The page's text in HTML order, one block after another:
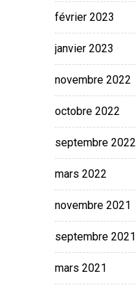
février 2023
janvier 2023
novembre 2022
octobre 2022
septembre 2022
mars 2022
novembre 2021
septembre 2021
mars 2021